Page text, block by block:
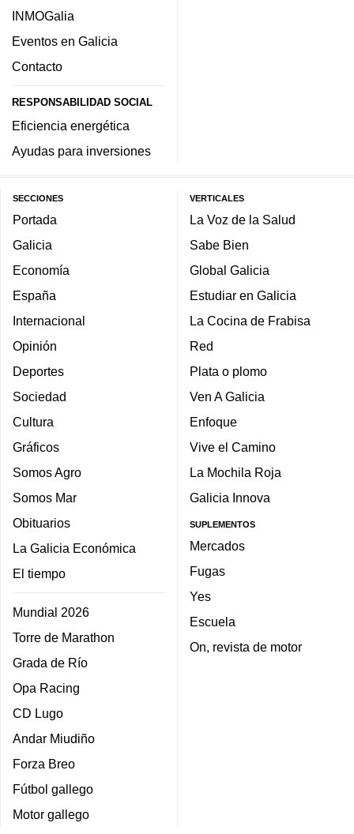
INMOGalia
Eventos en Galicia
Contacto
RESPONSABILIDAD SOCIAL
Eficiencia energética
Ayudas para inversiones
SECCIONES
Portada
Galicia
Economía
España
Internacional
Opinión
Deportes
Sociedad
Cultura
Gráficos
Somos Agro
Somos Mar
Obituarios
La Galicia Económica
El tiempo
Mundial 2026
Torre de Marathon
Grada de Río
Opa Racing
CD Lugo
Andar Miudiño
Forza Breo
Fútbol gallego
Motor gallego
VERTICALES
La Voz de la Salud
Sabe Bien
Global Galicia
Estudiar en Galicia
La Cocina de Frabisa
Red
Plata o plomo
Ven A Galicia
Enfoque
Vive el Camino
La Mochila Roja
Galicia Innova
SUPLEMENTOS
Mercados
Fugas
Yes
Escuela
On, revista de motor